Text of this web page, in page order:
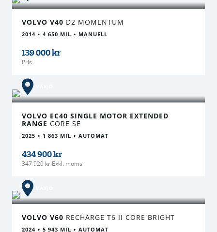
VOLVO V40 D2 MOMENTUM
2014 4 650 MIL MANUELL
139 000 kr
Pris
VOLVO EC40 SINGLE MOTOR EXTENDED
RANGE CORE SE
2025 1 863 MIL AUTOMAT
434 900 kr
347 920 kr Exkl. moms
VOLVO V60 RECHARGE T6 II CORE BRIGHT
2024 5 943 MIL AUTOMAT